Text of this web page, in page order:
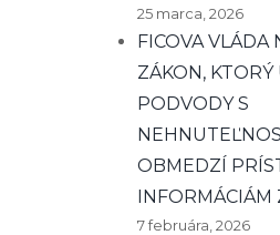
25 marca, 2026
FICOVA VLÁDA
ZÁKON, KTORÝ
PODVODY S
OBMEDZÍ
INFORMÁCIÁM
7 februára, 2026